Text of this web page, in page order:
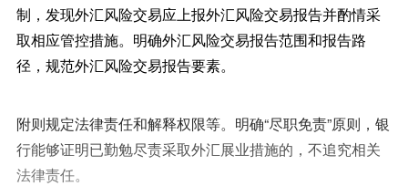
制，发现外汇风险交易应上报外汇风险交易报告并酌情采
取相应管控措施。明确外汇风险交易报告范围和报告路
径，规范外汇风险交易报告要素。
附则规定法律责任和解释权限等。明确“尽职免责”原则，银
行能够证明已勤勉尽责采取外汇展业措施的，不追究相关
法律责任。